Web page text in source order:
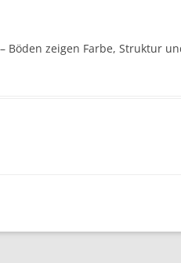
Böden zeigen Farbe, Struktur